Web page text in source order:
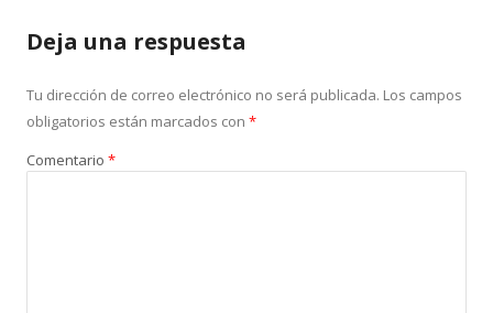
Deja una respuesta
Tu dirección de correo electrónico no será publicada. Los campos
obligatorios están marcados con *
Comentario *